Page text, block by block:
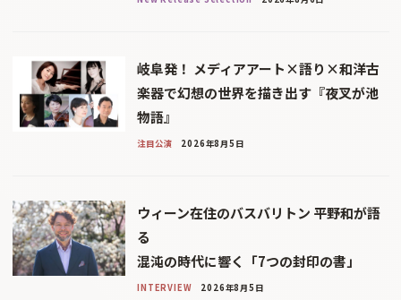
岐阜発！ メディアアート×語り×和洋古
楽器で幻想の世界を描き出す『夜叉が池
物語』
注目公演 2026年8月5日
ウィーン在住のバスバリトン 平野和が語
る
混沌の時代に響く「7つの封印の書」
INTERVIEW 2026年8月5日